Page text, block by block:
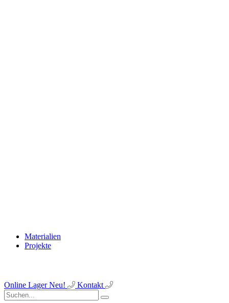
Materialien
Projekte
Online LagerNeu! Kontakt